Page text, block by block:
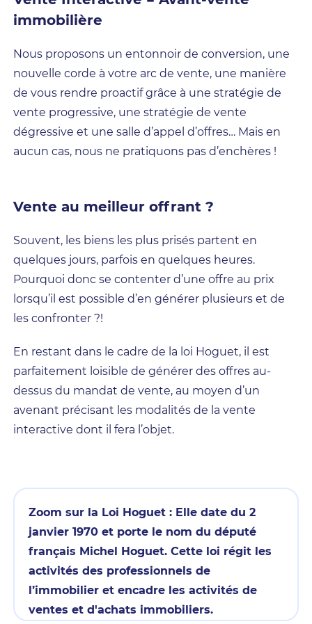
immobilière
Nous proposons un entonnoir de conversion, une
nouvelle corde à votre arc de vente, une manière
de vous rendre proactif grâce à une stratégie de
vente progressive, une stratégie de vente
dégressive et une salle d’appel d’offres… Mais en
aucun cas, nous ne pratiquons pas d’enchères !
Vente au meilleur offrant ?
Souvent, les biens les plus prisés partent en
quelques jours, parfois en quelques heures.
Pourquoi donc se contenter d’une offre au prix
lorsqu’il est possible d’en générer plusieurs et de
les confronter ?!
En restant dans le cadre de la loi Hoguet, il est
parfaitement loisible de générer des offres au-
dessus du mandat de vente, au moyen d’un
avenant précisant les modalités de la vente
interactive dont il fera l’objet.
Zoom sur la Loi Hoguet : Elle date du 2
janvier 1970 et porte le nom du député
français Michel Hoguet. Cette loi régit les
activités des professionnels de
l’immobilier et encadre les activités de
ventes et d'achats immobiliers.